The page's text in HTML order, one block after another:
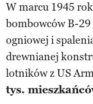
W marcu 1945
bombowców B-29
ogniowej i
drewnianej
lotników z US
tys.